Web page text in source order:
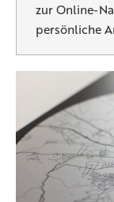
zur Online-
persönliche